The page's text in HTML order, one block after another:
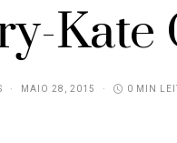
Kate
MAIO 28, 2015 0 MIN